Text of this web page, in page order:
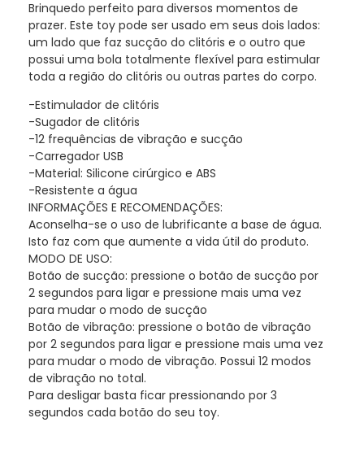
Brinquedo perfeito para diversos momentos de
prazer. Este toy pode ser usado em seus dois lados:
um lado que faz sucção do clitóris e o outro que
possui uma bola totalmente flexível para estimular
toda a região do clitóris ou outras partes do corpo.
-Estimulador de clitóris
-Sugador de clitóris
-12 frequências de vibração e sucção
-Carregador USB
-Material: Silicone cirúrgico e ABS
-Resistente a água
INFORMAÇÕES E RECOMENDAÇÕES:
Aconselha-se o uso de lubrificante a base de água.
Isto faz com que aumente a vida útil do produto.
MODO DE USO:
Botão de sucção: pressione o botão de sucção por
2 segundos para ligar e pressione mais uma vez
para mudar o modo de sucção
Botão de vibração: pressione o botão de vibração
por 2 segundos para ligar e pressione mais uma vez
para mudar o modo de vibração. Possui 12 modos
de vibração no total.
Para desligar basta ficar pressionando por 3
segundos cada botão do seu toy.